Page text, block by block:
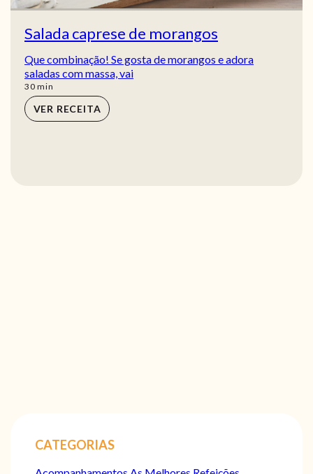
Salada caprese de morangos
Que combinação! Se gosta de morangos e adora
saladas com massa, vai
30min
min
VER RECEITA
CATEGORIAS